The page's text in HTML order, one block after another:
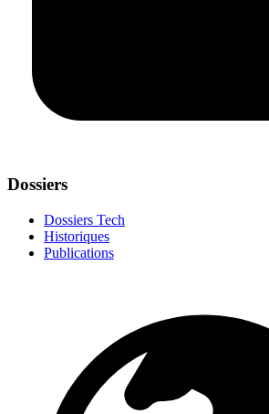
Dossiers
Dossiers Tech
Historiques
Publications